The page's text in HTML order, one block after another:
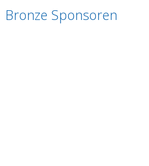
Bronze Sponsoren